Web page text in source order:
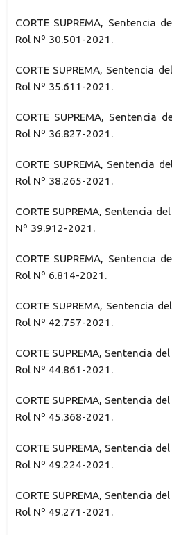
CORTE SUPREMA, Sentencia
Rol Nº 30.501-2021.
CORTE SUPREMA, Sentencia
Rol Nº 35.611-2021.
CORTE SUPREMA, Sentencia
Rol Nº 36.827-2021.
CORTE SUPREMA, Sentencia
Rol Nº 38.265-2021.
CORTE SUPREMA, Sentencia
Nº 39.912-2021.
CORTE SUPREMA, Sentencia
Rol Nº 6.814-2021.
CORTE SUPREMA, Sentencia
Rol Nº 42.757-2021.
CORTE SUPREMA, Sentencia
Rol Nº 44.861-2021.
CORTE SUPREMA, Sentencia
Rol Nº 45.368-2021.
CORTE SUPREMA, Sentencia
Rol Nº 49.224-2021.
CORTE SUPREMA, Sentencia
Rol Nº 49.271-2021.